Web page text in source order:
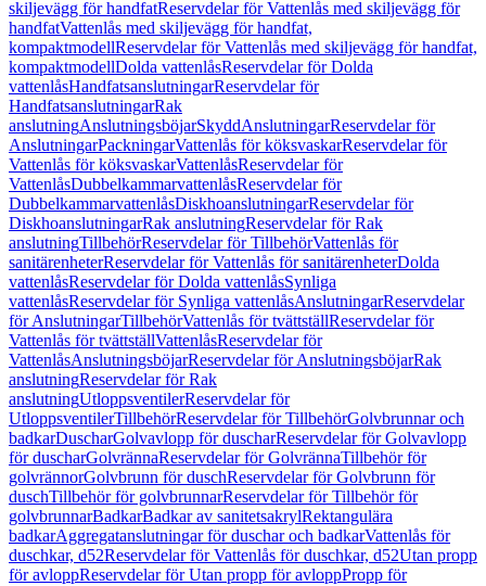
skiljevägg för handfatReservdelar för Vattenlås med skiljevägg för
handfatVattenlås med skiljevägg för handfat,
kompaktmodellReservdelar för Vattenlås med skiljevägg för handfat,
kompaktmodellDolda vattenlåsReservdelar för Dolda
vattenlåsHandfatsanslutningarReservdelar för
HandfatsanslutningarRak
anslutningAnslutningsböjarSkyddAnslutningarReservdelar för
AnslutningarPackningarVattenlås för köksvaskarReservdelar för
Vattenlås för köksvaskarVattenlåsReservdelar för
VattenlåsDubbelkammarvattenlåsReservdelar för
DubbelkammarvattenlåsDiskhoanslutningarReservdelar för
DiskhoanslutningarRak anslutningReservdelar för Rak
anslutningTillbehörReservdelar för TillbehörVattenlås för
sanitärenheterReservdelar för Vattenlås för sanitärenheterDolda
vattenlåsReservdelar för Dolda vattenlåsSynliga
vattenlåsReservdelar för Synliga vattenlåsAnslutningarReservdelar
för AnslutningarTillbehörVattenlås för tvättställReservdelar för
Vattenlås för tvättställVattenlåsReservdelar för
VattenlåsAnslutningsböjarReservdelar för AnslutningsböjarRak
anslutningReservdelar för Rak
anslutningUtloppsventilerReservdelar för
UtloppsventilerTillbehörReservdelar för TillbehörGolvbrunnar och
badkarDuscharGolvavlopp för duscharReservdelar för Golvavlopp
för duscharGolvrännaReservdelar för GolvrännaTillbehör för
golvrännorGolvbrunn för duschReservdelar för Golvbrunn för
duschTillbehör för golvbrunnarReservdelar för Tillbehör för
golvbrunnarBadkarBadkar av sanitetsakrylRektangulära
badkarAggregatanslutningar för duschar och badkarVattenlås för
duschkar, d52Reservdelar för Vattenlås för duschkar, d52Utan propp
för avloppReservdelar för Utan propp för avloppPropp för